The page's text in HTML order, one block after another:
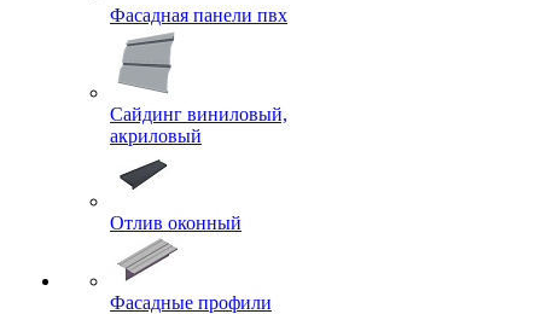
Фасадная панели пвх
Сайдинг виниловый,
акриловый
Отлив оконный
Фасадные профили